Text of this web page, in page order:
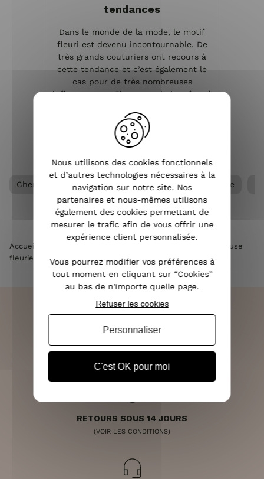
tendances
Dans le monde de la mode, le motif
fleuri est devenu incontournable. De
très grands couturiers ont recours à
cette tendance et c’est également le
cas pour de très nombreuses
influenceuses. Si vous souhaitez être à
VOIR L'ARTICLE
Chemisier / Blouse femme Tee Shirt / Top femme
Accueil
Blouse
fleurie liberty multicolore col rond broderies noires
LIVRAISON RAPIDE
RETOURS SOUS 14 JOURS
(VOIR LES CONDITIONS)
Nous utilisons des cookies fonctionnels
et d’autres technologies nécessaires à la
navigation sur notre site. Nos
partenaires et nous-mêmes utilisons
également des cookies permettant de
mesurer le trafic afin de vous offrir une
expérience client personnalisée.
Vous pourrez modifier vos préférences à
tout moment en cliquant sur “Cookies”
au bas de n'importe quelle page.
C'est OK pour moi
Refuser les cookies
Personnaliser